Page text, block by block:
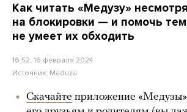
Как читать «Медузу» несмотря
на блокировки — и помочь
не умеет их обходить
16:52, 16 февраля 2024
Источник: Meduza
Скачайте приложение «Медузы»